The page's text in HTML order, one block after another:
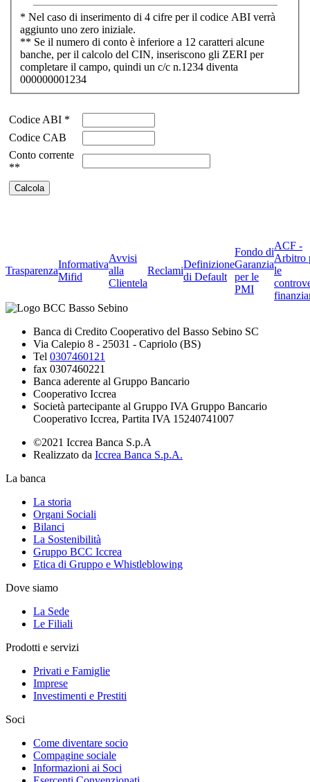
* Nel caso di inserimento di 4 cifre per il codice ABI verrà
aggiunto uno zero iniziale.
** Se il numero di conto è inferiore a 12 caratteri alcune
banche, per il calcolo del CIN, inseriscono gli ZERI per
completare il campo, quindi un c/c n.1234 diventa
000000001234
Codice ABI *
Codice CAB
Conto corrente
**
Trasparenza
Informativa
Mifid
Avvisi
alla
Clientela
Reclami
Definizione
di Default
Fondo di
Garanzia
per le
PMI
ACF -
Arbitro
le
Banca di Credito Cooperativo del Basso Sebino SC
Via Calepio 8 - 25031 - Capriolo (BS)
Tel 0307460121
fax 0307460221
Banca aderente al Gruppo Bancario
Cooperativo Iccrea
Società partecipante al Gruppo IVA Gruppo Bancario
Cooperativo Iccrea, Partita IVA 15240741007
©2021 Iccrea Banca S.p.A
Realizzato da Iccrea Banca S.p.A.
La banca
La storia
Organi Sociali
Bilanci
La Sostenibilità
Gruppo BCC Iccrea
Etica di Gruppo e Whistleblowing
Dove siamo
La Sede
Le Filiali
Prodotti e servizi
Privati e Famiglie
Imprese
Investimenti e Prestiti
Soci
Come diventare socio
Compagine sociale
Informazioni ai Soci